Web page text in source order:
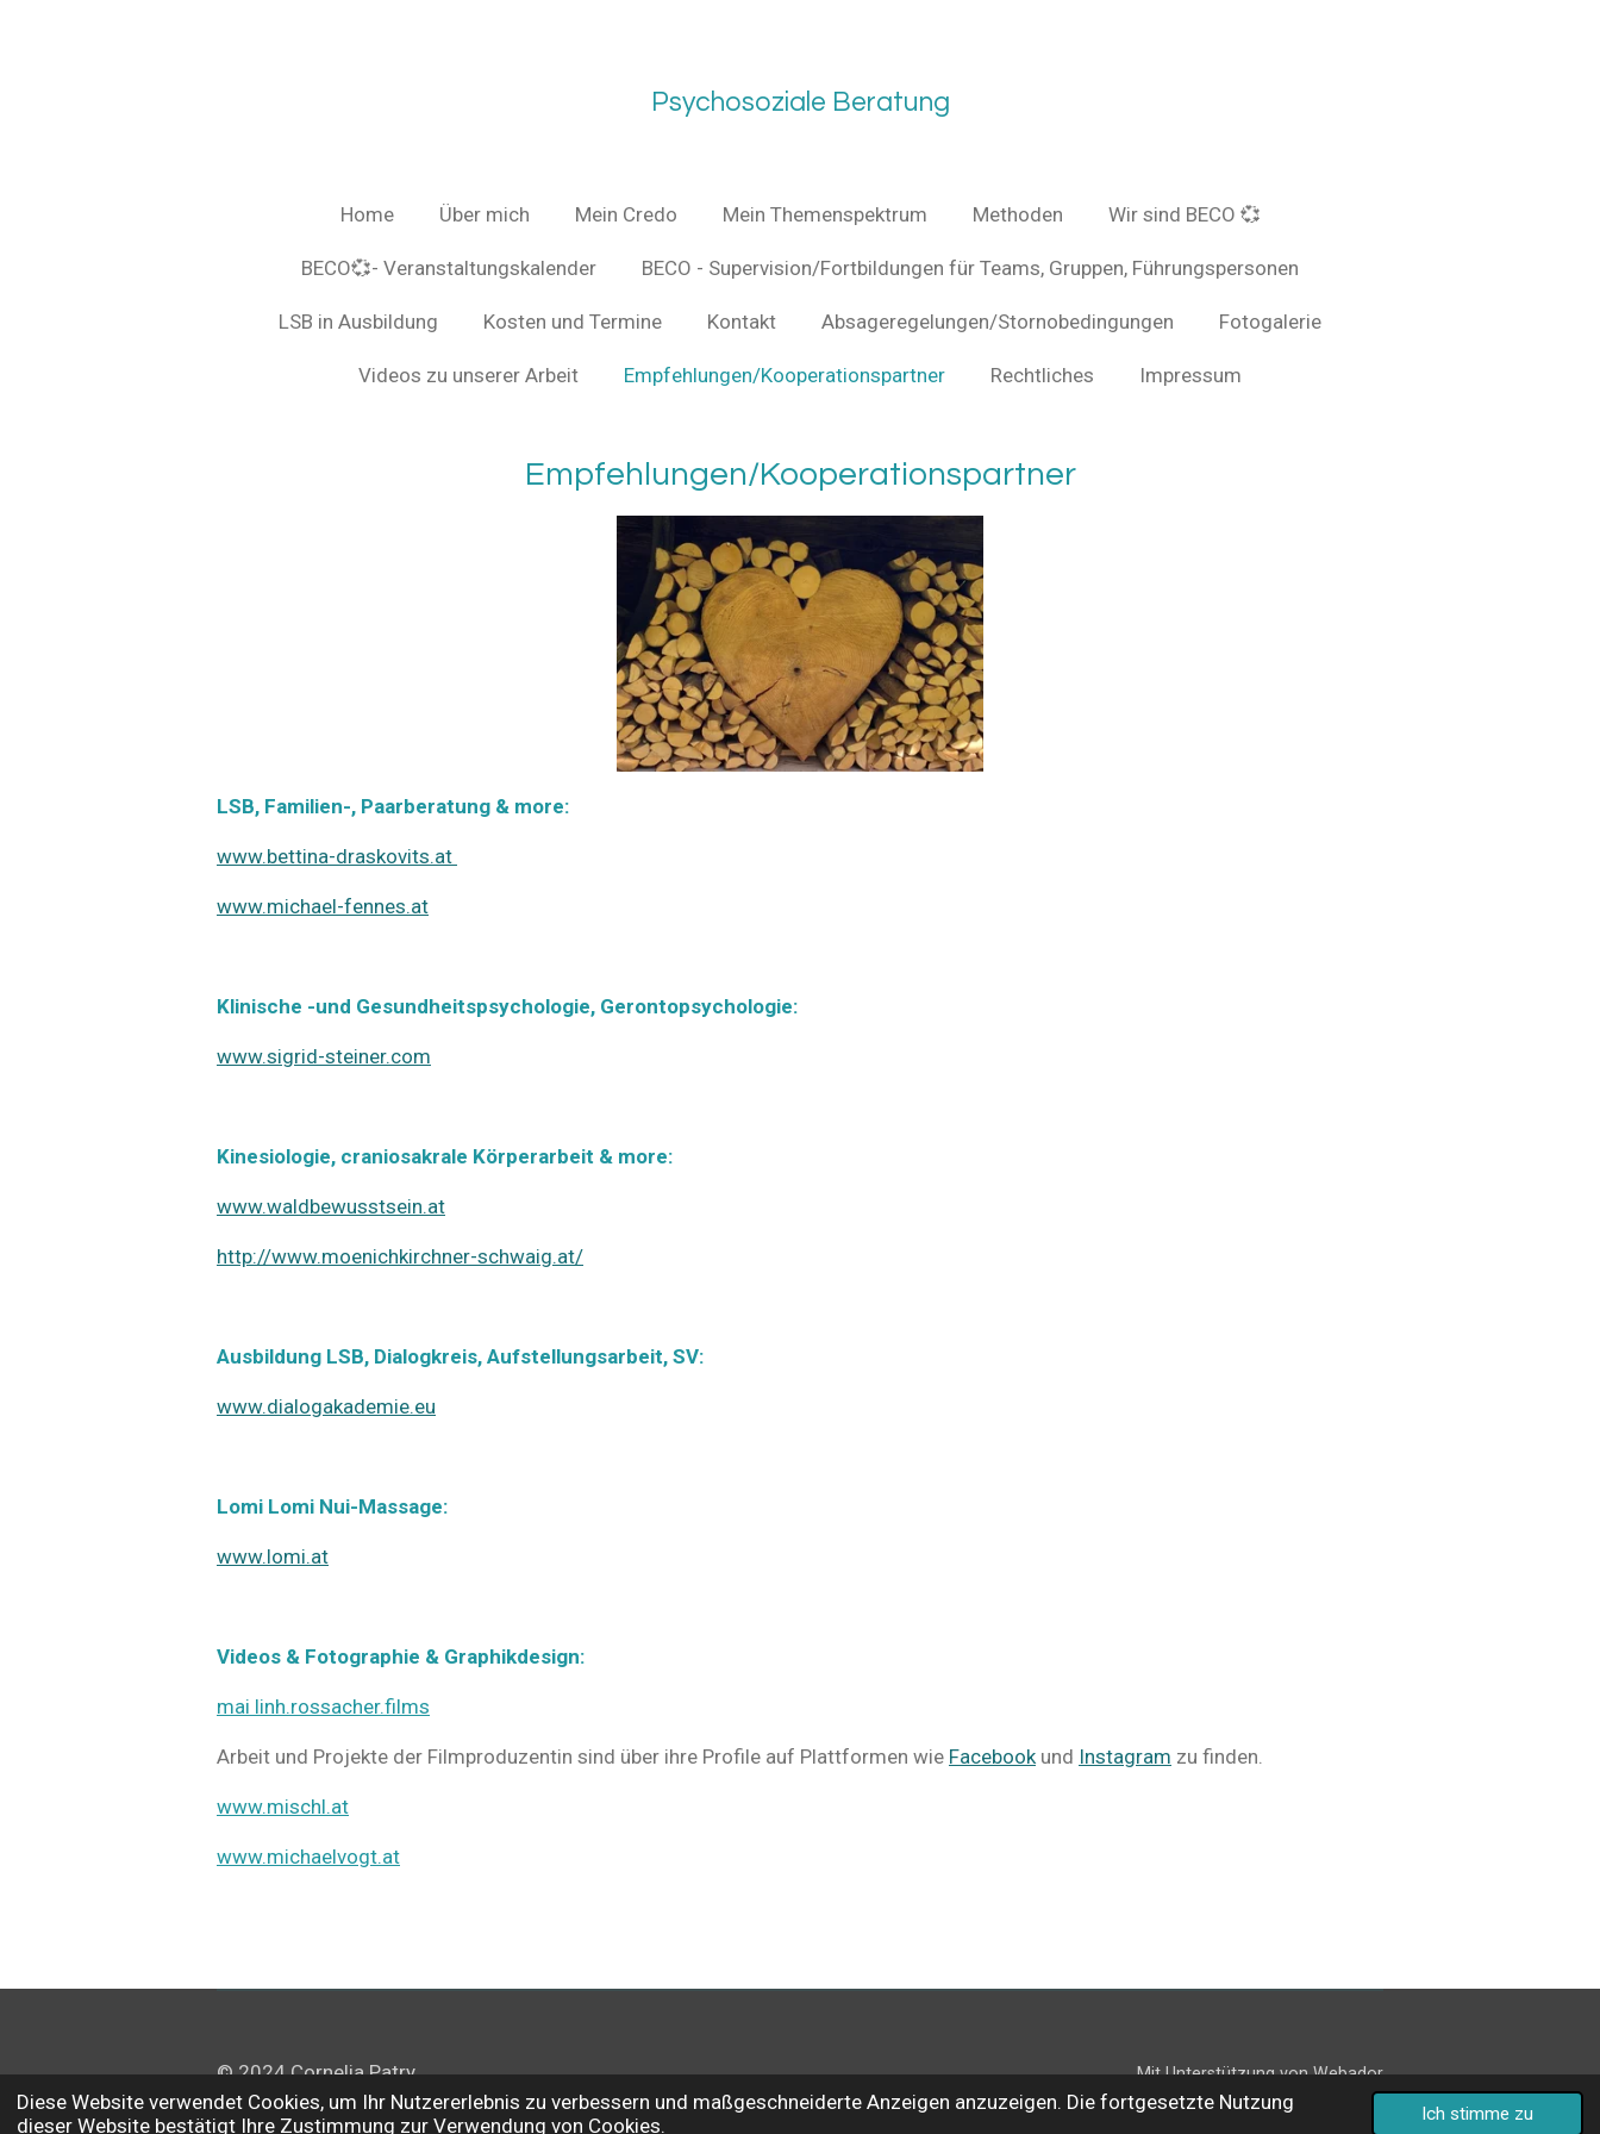
Diese Website verwendet Cookies, um Ihr Nutzererlebnis zu verbessern und maßgeschneiderte Anzeigen anzuzeigen. Die fortgesetzte Nutzung
dieser Website bestätigt Ihre Zustimmung zur Verwendung von Cookies.
Ich stimme zu
Psychosoziale Beratung
Home Über mich Mein Credo Mein Themenspektrum Methoden Wir sind BECO 💞
BECO💞- Veranstaltungskalender BECO - Supervision/Fortbildungen für Teams, Gruppen, Führungspersonen
LSB in Ausbildung Kosten und Termine Kontakt Absageregelungen/Stornobedingungen Fotogalerie
Videos zu unserer Arbeit Empfehlungen/Kooperationspartner Rechtliches Impressum
Empfehlungen/Kooperationspartner
LSB, Familien-, Paarberatung & more:
www.bettina-draskovits.at
www.michael-fennes.at
Klinische -und Gesundheitspsychologie, Gerontopsychologie:
www.sigrid-steiner.com
Kinesiologie, craniosakrale Körperarbeit & more:
www.waldbewusstsein.at
http://www.moenichkirchner-schwaig.at/
Ausbildung LSB, Dialogkreis, Aufstellungsarbeit, SV:
www.dialogakademie.eu
Lomi Lomi Nui-Massage:
www.lomi.at
Videos & Fotographie & Graphikdesign:
mai linh.rossacher.films
Arbeit und Projekte der Filmproduzentin sind über ihre Profile auf Plattformen wie Facebookund Instagram zu finden.
www.mischl.at
www.michaelvogt.at
© 2024 Cornelia Patry Mit Unterstützung vonWebador